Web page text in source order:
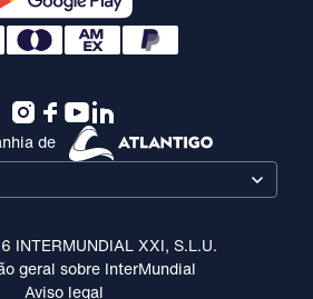
de
INTERMUNDIAL XXI, S.L.U.
geral sobre InterMundial
Aviso legal